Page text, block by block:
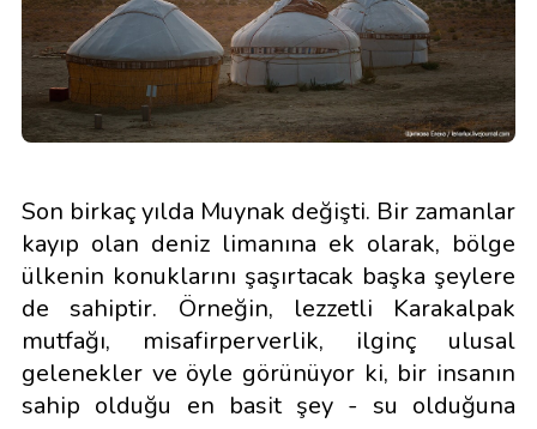
Son birkaç yılda Muynak değişti. Bir zamanlar
kayıp olan deniz limanına ek olarak, bölge
ülkenin konuklarını şaşırtacak başka şeylere
de sahiptir. Örneğin, lezzetli Karakalpak
mutfağı, misafirperverlik, ilginç ulusal
gelenekler ve öyle görünüyor ki, bir insanın
sahip olduğu en basit şey - su olduğuna